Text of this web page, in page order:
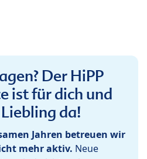
Der HiPP
ist für dich und
da!
Jahren betreuen wir
mehr aktiv. Neue